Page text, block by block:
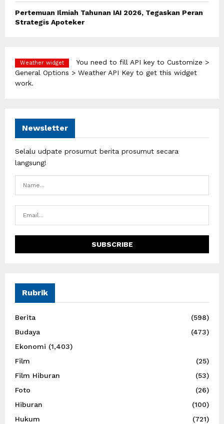
Pertemuan Ilmiah Tahunan IAI 2026, Tegaskan Peran
Strategis Apoteker
Weather widget
You need to fill API key to Customize >
General Options > Weather API Key to get this widget
work.
Newsletter
Selalu udpate prosumut berita prosumut secara
langsung!
Rubrik
Berita
(598)
Budaya
(473)
Ekonomi (1,403)
Film
(25)
Film Hiburan
(53)
Foto
(26)
Hiburan
(100)
Hukum
(721)